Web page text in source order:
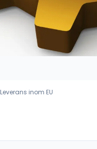
Leverans inom EU